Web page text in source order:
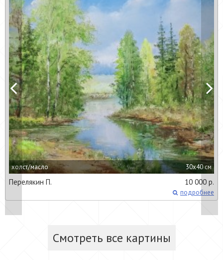
холст/масло 30x40 см
Перелякин П. 10 000 р.
подробнее
Смотреть все картины